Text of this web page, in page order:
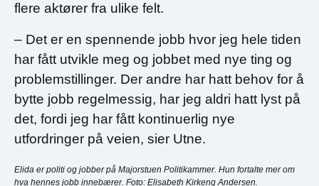
flere aktører fra ulike felt.
– Det er en spennende jobb hvor jeg hele tiden
har fått utvikle meg og jobbet med nye ting og
problemstillinger. Der andre har hatt behov for å
bytte jobb regelmessig, har jeg aldri hatt lyst på
det, fordi jeg har fått kontinuerlig nye
utfordringer på veien, sier Utne.
Elida er politi og jobber på Majorstuen Politikammer. Hun fortalte mer om
hva hennes jobb innebærer. Foto: Elisabeth Kirkeng Andersen.